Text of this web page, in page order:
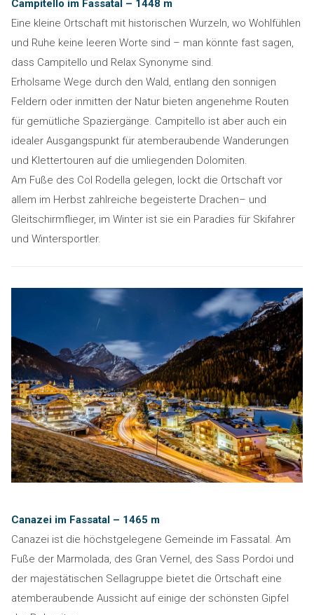
Campitello im Fassatal – 1448 m
Eine kleine Ortschaft mit historischen Wurzeln, wo Wohlfühlen
und Ruhe keine leeren Worte sind – man könnte fast sagen,
dass Campitello und Relax Synonyme sind.
Erholsame Wege durch den Wald, entlang den sonnigen
Feldern oder inmitten der Natur bieten angenehme Routen
für gemütliche Spaziergänge. Campitello ist aber auch ein
idealer Ausgangspunkt für atemberaubende Wanderungen
und Klettertouren auf die umliegenden Dolomiten.
Am Fuße des Col Rodella gelegen, lockt die Ortschaft vor
allem im Herbst zahlreiche begeisterte Drachen– und
Gleitschirmflieger, im Winter ist sie ein Paradies für Skifahrer
und Wintersportler.
Canazei im Fassatal – 1465 m
Canazei ist die höchstgelegene Gemeinde im Fassatal. Am
Fuße der Marmolada, des Gran Vernel, des Sass Pordoi und
der majestätischen Sellagruppe bietet die Ortschaft eine
atemberaubende Aussicht auf einige der schönsten Gipfel